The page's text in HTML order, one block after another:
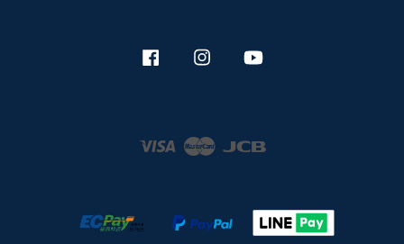
Facebook Instagram
Visa Master